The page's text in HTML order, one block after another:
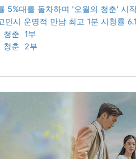
5%대를 돌차하며 '오월의 청춘' 시
시 운명적 만남 최고 1분 시청률
청춘 1부
청춘 2부